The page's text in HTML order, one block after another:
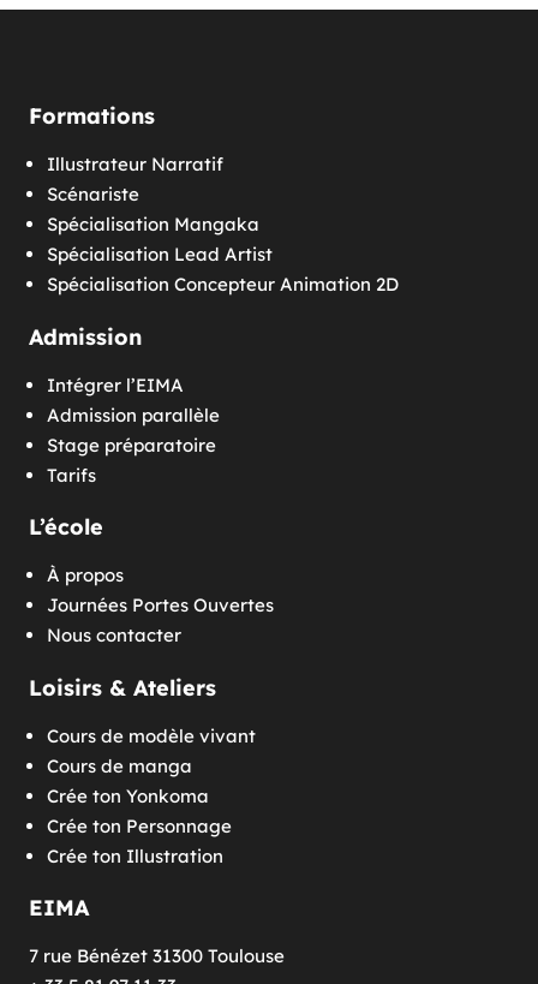
Formations
Illustrateur Narratif
Scénariste
Spécialisation Mangaka
Spécialisation Lead Artist
Spécialisation Concepteur Animation 2D
Admission
Intégrer l’EIMA
Admission parallèle
Stage préparatoire
Tarifs
L’école
À propos
Journées Portes Ouvertes
Nous contacter
Loisirs & Ateliers
Cours de modèle vivant
Cours de manga
Crée ton Yonkoma
Crée ton Personnage
Crée ton Illustration
EIMA
7 rue Bénézet 31300 Toulouse